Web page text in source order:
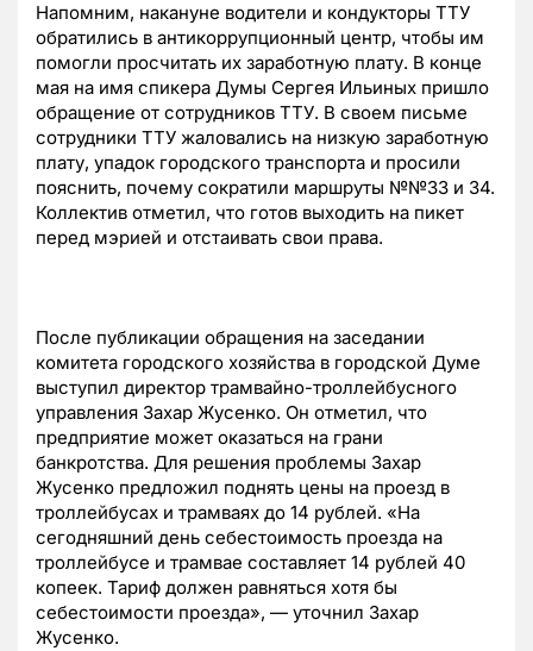
Напомним, накануне водители и кондукторы ТТУ
обратились в антикоррупционный центр, чтобы им
помогли просчитать их заработную плату. В конце
мая на имя спикера Думы Сергея Ильиных пришло
обращение от сотрудников ТТУ. В своем письме
сотрудники ТТУ жаловались на низкую заработную
плату, упадок городского транспорта и просили
пояснить, почему сократили маршруты №№33 и 34.
Коллектив отметил, что готов выходить на пикет
перед мэрией и отстаивать свои права.
После публикации обращения на заседании
комитета городского хозяйства в городской Думе
выступил директор трамвайно-троллейбусного
управления Захар Жусенко. Он отметил, что
предприятие может оказаться на грани
банкротства. Для решения проблемы Захар
Жусенко предложил поднять цены на проезд в
троллейбусах и трамваях до 14 рублей. «На
сегодняшний день себестоимость проезда на
троллейбусе и трамвае составляет 14 рублей 40
копеек. Тариф должен равняться хотя бы
себестоимости проезда», — уточнил Захар
Жусенко.